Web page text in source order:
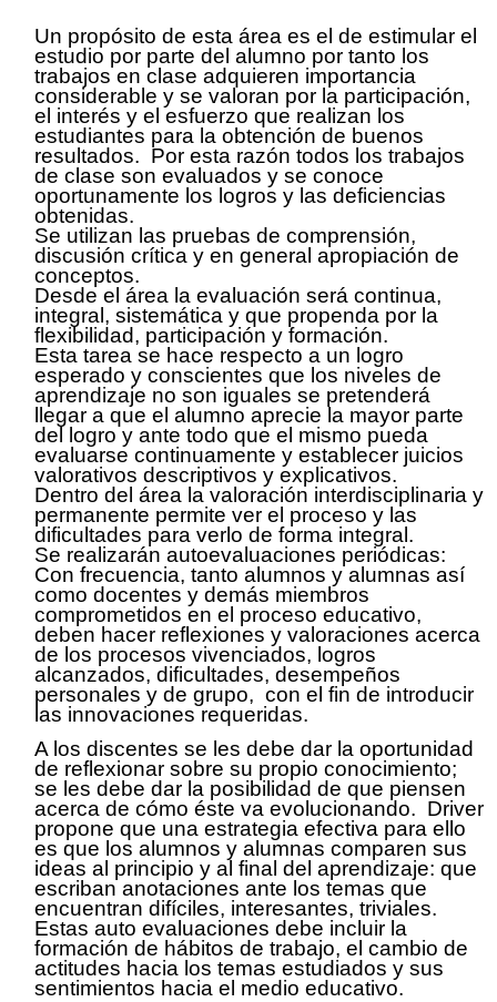
Un propósito de esta área es el de estimular el
estudio por parte del alumno por tanto los
trabajos en clase adquieren importancia
considerable y se valoran por la participación,
el interés y el esfuerzo que realizan los
estudiantes para la obtención de buenos
resultados. Por esta razón todos los trabajos
de clase son evaluados y se conoce
oportunamente los logros y las deficiencias
obtenidas.
Se utilizan las pruebas de comprensión,
discusión crítica y en general apropiación de
conceptos.
Desde el área la evaluación será continua,
integral, sistemática y que propenda por la
flexibilidad, participación y formación.
Esta tarea se hace respecto a un logro
esperado y conscientes que los niveles de
aprendizaje no son iguales se pretenderá
llegar a que el alumno aprecie la mayor parte
del logro y ante todo que el mismo pueda
evaluarse continuamente y establecer juicios
valorativos descriptivos y explicativos.
Dentro del área la valoración interdisciplinaria y
permanente permite ver el proceso y las
dificultades para verlo de forma integral.
Se realizarán autoevaluaciones periódicas:
Con frecuencia, tanto alumnos y alumnas así
como docentes y demás miembros
comprometidos en el proceso educativo,
deben hacer reflexiones y valoraciones acerca
de los procesos vivenciados, logros
alcanzados, dificultades, desempeños
personales y de grupo, con el fin de introducir
las innovaciones requeridas.
A los discentes se les debe dar la oportunidad
de reflexionar sobre su propio conocimiento;
se les debe dar la posibilidad de que piensen
acerca de cómo éste va evolucionando. Driver
propone que una estrategia efectiva para ello
es que los alumnos y alumnas comparen sus
ideas al principio y al final del aprendizaje: que
escriban anotaciones ante los temas que
encuentran difíciles, interesantes, triviales.
Estas auto evaluaciones debe incluir la
formación de hábitos de trabajo, el cambio de
actitudes hacia los temas estudiados y sus
sentimientos hacia el medio educativo.